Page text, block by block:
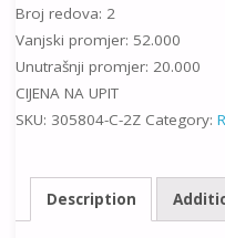
Broj redova: 2
Vanjski promjer: 52.000
Unutrašnji promjer: 20.000
CIJENA NA UPIT
SKU: 305804-C-2Z Category:
Description